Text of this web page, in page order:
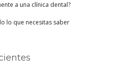
a una clínica dental?
lo que necesitas saber